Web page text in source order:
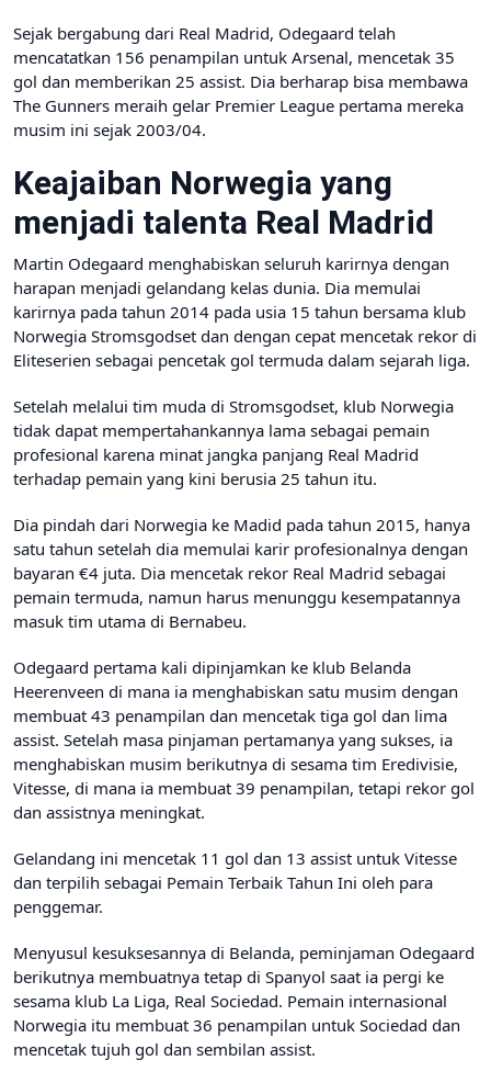
Sejak bergabung dari Real Madrid, Odegaard telah
mencatatkan 156 penampilan untuk Arsenal, mencetak 35
gol dan memberikan 25 assist. Dia berharap bisa membawa
The Gunners meraih gelar Premier League pertama mereka
musim ini sejak 2003/04.
Keajaiban Norwegia yang
menjadi talenta Real Madrid
Martin Odegaard menghabiskan seluruh karirnya dengan
harapan menjadi gelandang kelas dunia. Dia memulai
karirnya pada tahun 2014 pada usia 15 tahun bersama klub
Norwegia Stromsgodset dan dengan cepat mencetak rekor di
Eliteserien sebagai pencetak gol termuda dalam sejarah liga.
Setelah melalui tim muda di Stromsgodset, klub Norwegia
tidak dapat mempertahankannya lama sebagai pemain
profesional karena minat jangka panjang Real Madrid
terhadap pemain yang kini berusia 25 tahun itu.
Dia pindah dari Norwegia ke Madid pada tahun 2015, hanya
satu tahun setelah dia memulai karir profesionalnya dengan
bayaran €4 juta. Dia mencetak rekor Real Madrid sebagai
pemain termuda, namun harus menunggu kesempatannya
masuk tim utama di Bernabeu.
Odegaard pertama kali dipinjamkan ke klub Belanda
Heerenveen di mana ia menghabiskan satu musim dengan
membuat 43 penampilan dan mencetak tiga gol dan lima
assist. Setelah masa pinjaman pertamanya yang sukses, ia
menghabiskan musim berikutnya di sesama tim Eredivisie,
Vitesse, di mana ia membuat 39 penampilan, tetapi rekor gol
dan assistnya meningkat.
Gelandang ini mencetak 11 gol dan 13 assist untuk Vitesse
dan terpilih sebagai Pemain Terbaik Tahun Ini oleh para
penggemar.
Menyusul kesuksesannya di Belanda, peminjaman Odegaard
berikutnya membuatnya tetap di Spanyol saat ia pergi ke
sesama klub La Liga, Real Sociedad. Pemain internasional
Norwegia itu membuat 36 penampilan untuk Sociedad dan
mencetak tujuh gol dan sembilan assist.